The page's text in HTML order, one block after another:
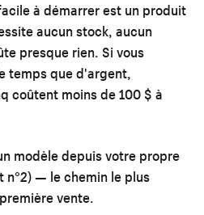
à démarrer est un produit
aucun stock, aucun
presque rien. Si vous
temps que d'argent,
coûtent moins de 100 $ à
modèledepuis votre propre
n°2) — le chemin le plus
vente.